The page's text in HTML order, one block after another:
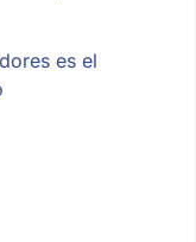
es el